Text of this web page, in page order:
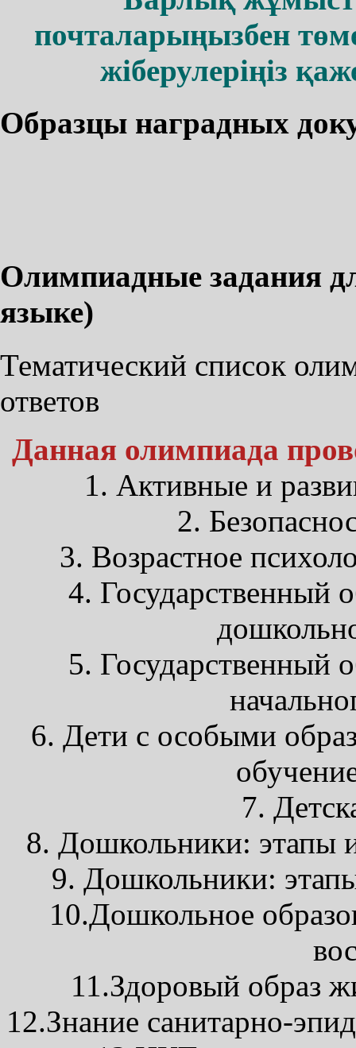
почталарыңызбен
жіберулеріңіз
Образцы наградных
Олимпиадные задания
языке)
Тематический список
ответов
Данная олимпиада
1. Активные и
2.
3. Возрастное
4. Государственный
5. Государственный
6. Дети с особыми
7.
8. Дошкольники: этапы
9. Дошкольники:
10.Дошкольное
11.Здоровый образ
12.Знание санитарно-